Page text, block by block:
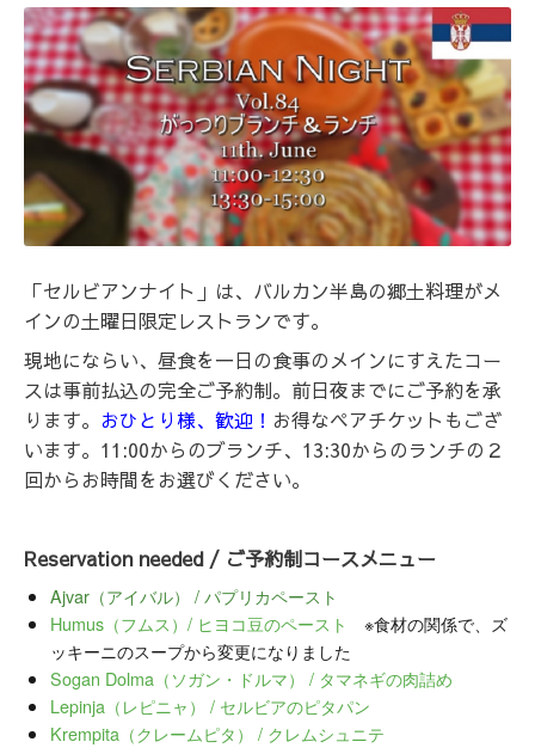
「セルビアンナイト」は、バルカン半島の郷土料理がメ
インの土曜日限定レストランです。
現地にならい、昼食を一日の食事のメインにすえたコー
スは事前払込の完全ご予約制。前日夜までにご予約を承
ります。 おひとり様、歓迎！ お得なペアチケットもござ
います。11:00からのブランチ、13:30からのランチの２
回からお時間をお選びください。
Reservation needed / ご予約制コースメニュー
Ajvar（アイバル） / パプリカペースト
Humus（フムス）/ ヒヨコ豆のペースト ※食材の関係で、ズ
ッキーニのスープから変更になりました
Sogan Dolma（ソガン・ドルマ） / タマネギの肉詰め
Lepinja（レピニャ） / セルビアのピタパン
Krempita（クレームピタ） / クレムシュニテ